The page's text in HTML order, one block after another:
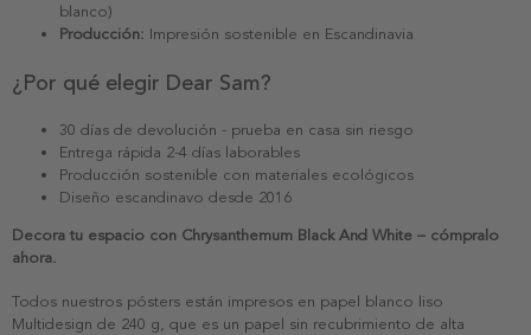
blanco)
Producción: Impresión sostenible en Escandinavia
¿Por qué elegir Dear Sam?
30 días de devolución - prueba en casa sin riesgo
Entrega rápida 2-4 días laborables
Producción sostenible con materiales ecológicos
Diseño escandinavo desde 2016
Decora tu espacio con Chrysanthemum Black And White – cómpralo
ahora.
Todos nuestros pósters están impresos en papel blanco liso
Multidesign de 240 g, que es un papel sin recubrimiento de alta